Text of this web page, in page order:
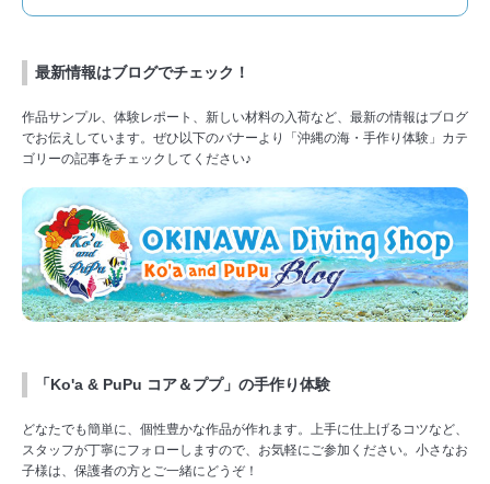
最新情報はブログでチェック！
作品サンプル、体験レポート、新しい材料の入荷など、最新の情報はブログ
でお伝えしています。ぜひ以下のバナーより「沖縄の海・手作り体験」カテ
ゴリーの記事をチェックしてください♪
「Ko'a & PuPu コア＆ププ」の手作り体験
どなたでも簡単に、個性豊かな作品が作れます。上手に仕上げるコツなど、
スタッフが丁寧にフォローしますので、お気軽にご参加ください。小さなお
子様は、保護者の方とご一緒にどうぞ！